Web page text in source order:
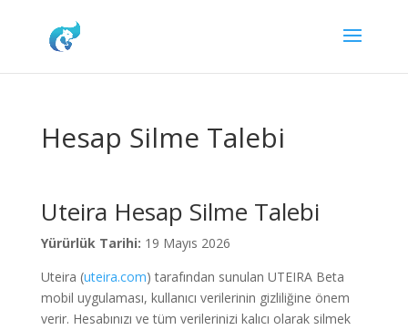
Hesap Silme Talebi
Uteira Hesap Silme Talebi
Yürürlük Tarihi: 19 Mayıs 2026
Uteira (uteira.com) tarafından sunulan UTEIRA Beta
mobil uygulaması, kullanıcı verilerinin gizliliğine önem
verir. Hesabınızı ve tüm verilerinizi kalıcı olarak silmek